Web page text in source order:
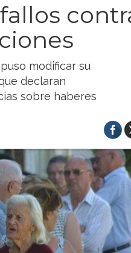
modificar su
declaran
sobre haberes